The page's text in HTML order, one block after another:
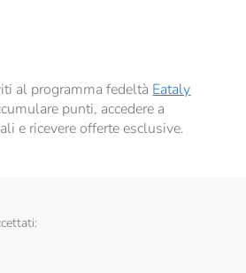
personalizzate, in caso di consenso prestato ai
al programma fedeltà Eataly
punti, accedere a
e ricevere offerte esclusive.